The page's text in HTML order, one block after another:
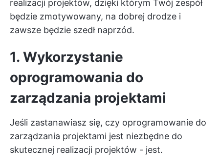
realizacji projektów, dzięki którym Twój zespół
będzie zmotywowany, na dobrej drodze i
zawsze będzie szedł naprzód.
1. Wykorzystanie
oprogramowania do
zarządzania projektami
Jeśli zastanawiasz się, czy oprogramowanie do
zarządzania projektami jest niezbędne do
skutecznej realizacji projektów - jest.